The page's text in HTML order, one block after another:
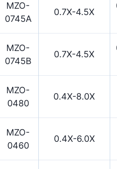
MZO-
0745A
0.7X-4.5X
MZO-
0745B
0.7X-4.5X
MZO-
0480
0.4X-8.0X
MZO-
0460
0.4X-6.0X